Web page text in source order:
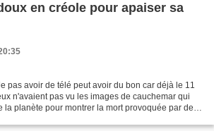
en créole pour apaiser sa
pas avoir de télé peut avoir du bon car déjà le 11
n'avaient pas vu les images de cauchemar qui
la planète pour montrer la mort provoquée par des